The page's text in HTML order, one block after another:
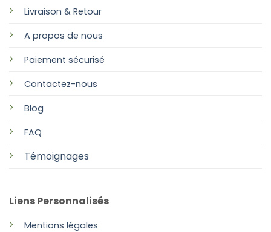
Livraison & Retour
A propos de nous
Paiement sécurisé
Contactez-nous
Blog
FAQ
Témoignages
Liens Personnalisés
Mentions légales